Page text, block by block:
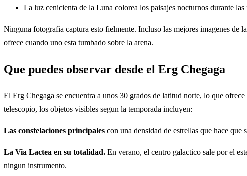
La luz cenicienta de la Luna colorea los paisajes nocturnos durante las
Ninguna fotografia captura esto fielmente. Incluso las mejores imagenes
ofrece cuando uno esta tumbado sobre la arena.
Que puedes observar desde el Erg Chegaga
El Erg Chegaga se encuentra a unos 30 grados de latitud norte, lo que
telescopio, los objetos visibles segun la temporada incluyen:
Las constelaciones principales con una densidad de estrellas que hace
La Via Lactea en su totalidad. En verano, el centro galactico sale por el
ningun instrumento.